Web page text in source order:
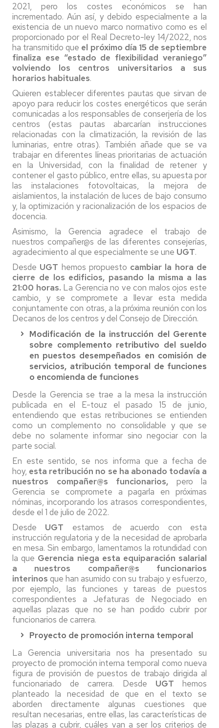
2021, pero los costes económicos se han
incrementado. Aún así, y debido especialmente a la
existencia de un nuevo marco normativo como es el
proporcionado por el Real Decreto-ley 14/2022, nos
ha transmitido que el próximo día 15 de septiembre
finaliza ese “estado de flexibilidad veraniego”
volviendo los centros universitarios a sus
horarios habituales.
Quieren establecer diferentes pautas que sirvan de
apoyo para reducir los costes energéticos que serán
comunicadas a los responsables de conserjería de los
centros (estas pautas abarcarían instrucciones
relacionadas con la climatización, la revisión de las
luminarias, entre otras). También añade que se va
trabajar en diferentes líneas prioritarias de actuación
en la Universidad, con la finalidad de retener y
contener el gasto público, entre ellas, su apuesta por
las instalaciones fotovoltaicas, la mejora de
aislamientos, la instalación de luces de bajo consumo
y, la optimización y racionalización de los espacios de
docencia.
Asimismo, la Gerencia agradece el trabajo de
nuestros compañer@s de las diferentes consejerías,
agradecimiento al que especialmente se une UGT.
Desde UGT hemos propuesto cambiar la hora de
cierre de los edificios, pasando la misma a las
21:00 horas. La Gerencia no ve con malos ojos este
cambio, y se compromete a llevar esta medida
conjuntamente con otras, a la próxima reunión con los
Decanos de los centros y del Consejo de Dirección.
Modificación de la instrucción del Gerente
sobre complemento retributivo del sueldo
en puestos desempeñados en comisión de
servicios, atribución temporal de funciones
o encomienda de funciones
Desde la Gerencia se trae a la mesa la instrucción
publicada en el E-touz el pasado 15 de junio,
entendiendo que estas retribuciones se entienden
como un complemento no consolidable y que se
debe no solamente informar sino negociar con la
parte social.
En este sentido, se nos informa que a fecha de
hoy, esta retribución no se ha abonado todavía a
nuestros compañer@s funcionarios, pero la
Gerencia se compromete a pagarla en próximas
nóminas, incorporando los atrasos correspondientes,
desde el 1 de julio de 2022.
Desde UGT estamos de acuerdo con esta
instrucción regulatoria y de la necesidad de aprobarla
en mesa. Sin embargo, lamentamos la rotundidad con
la que Gerencia niega esta equiparación salarial
a nuestros compañer@s funcionarios
interinos que han asumido con su trabajo y esfuerzo,
por ejemplo, las funciones y tareas de puestos
correspondientes a Jefaturas de Negociado en
aquellas plazas que no se han podido cubrir por
funcionarios de carrera.
Proyecto de promoción interna temporal
La Gerencia universitaria nos ha presentado su
proyecto de promoción interna temporal como nueva
figura de provisión de puestos de trabajo dirigida al
funcionariado de carrera. Desde UGThemos
planteado la necesidad de que en el texto se
aborden directamente algunas cuestiones que
resultan necesarias, entre ellas, las características de
las plazas a cubrir, cuáles van a ser los criterios de